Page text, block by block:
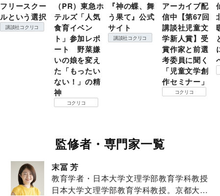
フリースクー
ルという選択
講談社コクリコ
（PR）東急ホ
テルズ「人気
食育イベン
ト」参加レポ
ート 野菜嫌
いの娘を変え
た「もったい
ない！」の精
神
コクリコ
『神の蝶、舞
う果て』公式
サイト
講談社コクリコ
アーカイブ配
信中【第67回
講談社児童文
学新人賞】受
賞作家と前選
考委員に聞く
「児童文学創
作セミナー」
コクリコ
監修者・専門家一覧
末冨 芳
教育学者・日本大学文理学部教育学科教授
日本大学文理学部教育学科教授。京都大学